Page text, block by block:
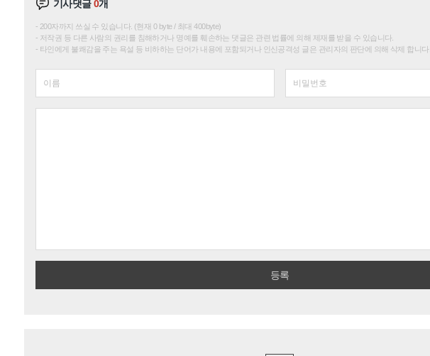
기사댓글0개
200자까지 쓰실 수 있습니다. (현재 0 byte / 최대 400byte)
저작권 등 다른 사람의 권리를 침해하거나 명예를 훼손하는 댓글은 관련 법률에 의해 제재를 받을 수 있습니다.
타인에게 불쾌감을 주는 욕설 등 비하하는 단어가 내용에 포함되거나 인신공격성 글은 관리자의 판단에 의해 삭제 합니다.